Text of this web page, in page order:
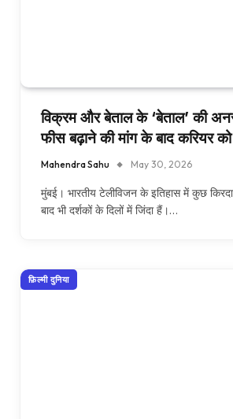
विक्रम और बेताल के ‘बेताल’ की
फीस बढ़ाने की मांग के बाद करियर
Mahendra Sahu May 30, 2026
मुंबई। भारतीय टेलीविजन के इतिहास में कुछ
बाद भी दर्शकों के दिलों में जिंदा हैं।…
फ़िल्मी दुनिया